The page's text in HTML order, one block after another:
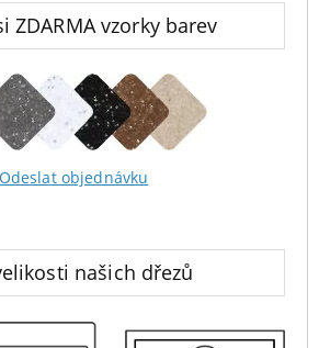
ZDARMA vzorky barev
Odeslat objednávku
našich dřezů